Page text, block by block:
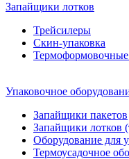
Запайщики лотков
Трейсилеры
Скин-упаковка
Упаковочное
Запайщики пакетов
Запайщики лотков
Оборудование для
Термоусадочное